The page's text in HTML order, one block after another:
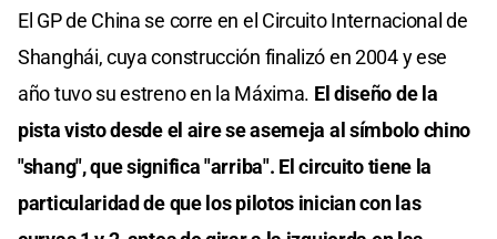
El GP de China se corre en el Circuito Internacional de
Shanghái, cuya construcción finalizó en 2004 y ese
año tuvo su estreno en la Máxima. El diseño de la
pista visto desde el aire se asemeja al símbolo chino
"shang", que significa "arriba". El circuito tiene la
particularidad de que los pilotos inician con las